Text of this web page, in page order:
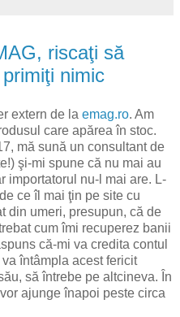
riscaţi să
nimic
extern de la emag.ro. Am
care apărea în stoc.
mă sună un consultant de
şi-mi spune că nu mai au
importatorul nu-l mai are. L-
ce îl mai ţin pe site cu
din umeri, presupun, că de
cum îmi recuperez banii
că-mi va credita contul
întâmpla acest fericit
să întrebe pe altcineva. În
ajunge înapoi peste circa